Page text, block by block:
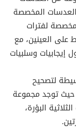
المخصصة
لفترات
العينين، مع
وسلبيات
لتصحيح
حيث توجد مجموعة
البؤرة،